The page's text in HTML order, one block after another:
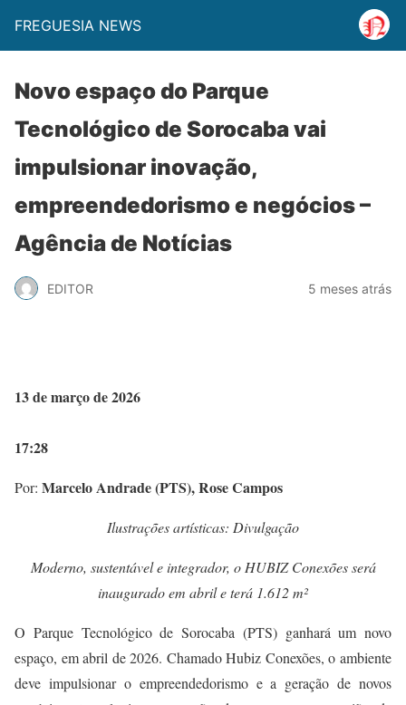
FREGUESIA NEWS
Novo espaço do Parque
Tecnológico de Sorocaba vai
impulsionar inovação,
empreendedorismo e negócios –
Agência de Notícias
EDITOR 5 meses atrás
13 de março de 2026
17:28
Por: Marcelo Andrade (PTS), Rose Campos
Ilustrações artísticas: Divulgação
Moderno, sustentável e integrador, o HUBIZ Conexões será
inaugurado em abril e terá 1.612 m²
O Parque Tecnológico de Sorocaba (PTS) ganhará um novo
espaço, em abril de 2026. Chamado Hubiz Conexões, o ambiente
deve impulsionar o empreendedorismo e a geração de novos